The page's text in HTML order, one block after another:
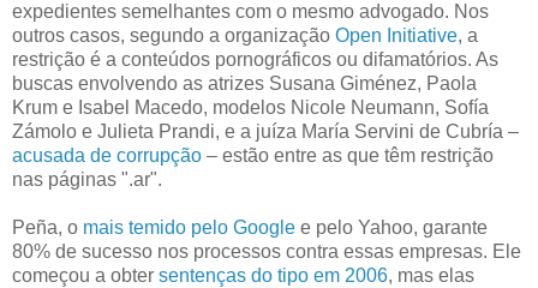
expedientes semelhantes com o mesmo advogado. Nos
outros casos, segundo a organização Open Initiative, a
restrição é a conteúdos pornográficos ou difamatórios. As
buscas envolvendo as atrizes Susana Giménez, Paola
Krum e Isabel Macedo, modelos Nicole Neumann, Sofía
Zámolo e Julieta Prandi, e a juíza María Servini de Cubría –
acusada de corrupção – estão entre as que têm restrição
nas páginas ".ar".
Peña, o mais temido pelo Google e pelo Yahoo, garante
80% de sucesso nos processos contra essas empresas. Ele
começou a obter sentenças do tipo em 2006, mas elas